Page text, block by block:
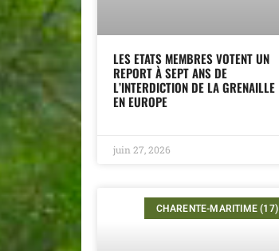
LES ETATS MEMBRES VOTENT UN
REPORT À SEPT ANS DE
L’INTERDICTION DE LA GRENAILLE
EN EUROPE
juin 27, 2026
CHARENTE-MARITIME (17)